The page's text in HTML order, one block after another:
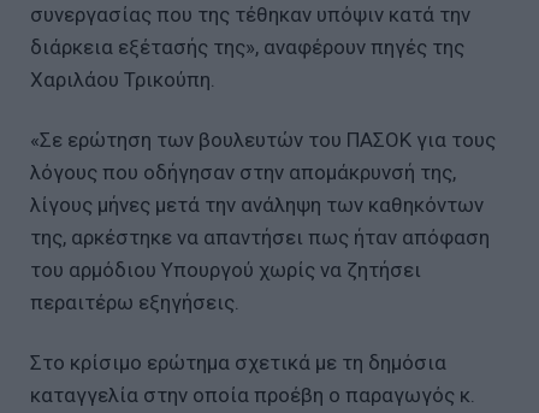
συνεργασίας που της τέθηκαν υπόψιν κατά την
διάρκεια εξέτασής της», αναφέρουν πηγές της
Χαριλάου Τρικούπη.
«Σε ερώτηση των βουλευτών του ΠΑΣΟΚ για τους
λόγους που οδήγησαν στην απομάκρυνσή της,
λίγους μήνες μετά την ανάληψη των καθηκόντων
της, αρκέστηκε να απαντήσει πως ήταν απόφαση
του αρμόδιου Υπουργού χωρίς να ζητήσει
περαιτέρω εξηγήσεις.
Στο κρίσιμο ερώτημα σχετικά με τη δημόσια
καταγγελία στην οποία προέβη ο παραγωγός κ.